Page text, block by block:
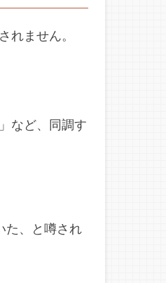
れません。
など、同調す
た、と噂され